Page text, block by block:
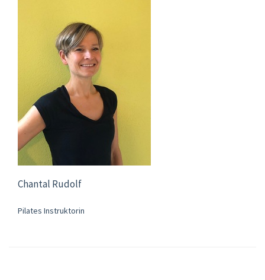
Chantal Rudolf
Pilates Instruktorin